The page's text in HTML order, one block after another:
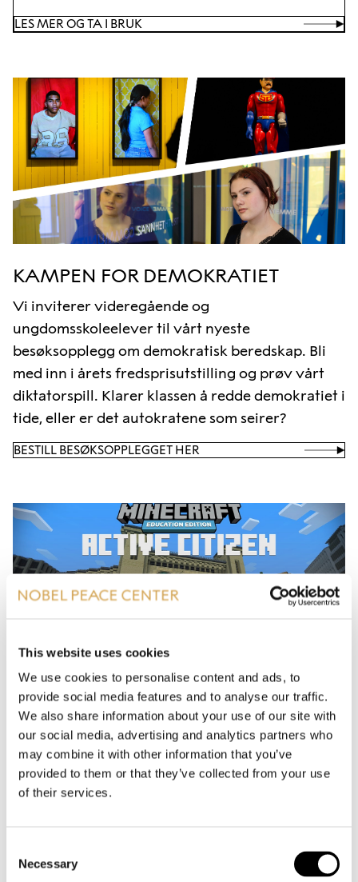
This website uses cookies
We use cookies to personalise content and ads, to
provide social media features and to analyse our traffic.
We also share information about your use of our site with
our social media, advertising and analytics partners who
may combine it with other information that you’ve
provided to them or that they’ve collected from your use
of their services.
Selection
Necessary
LES MER OG TA I BRUK
KAMPEN FOR DEMOKRATIET
Vi inviterer videregående og
ungdomsskoleelever til vårt nyeste
besøksopplegg om demokratisk beredskap. Bli
med inn i årets fredsprisutstilling og prøv vårt
diktatorspill. Klarer klassen å redde demokratiet i
tide, eller er det autokratene som seirer?
BESTILL BESØKSOPPLEGGET HER
MINECRAFT
Lær bort viktige temaer og ta i bruk Minecraft i
undervisningen! Vi har i samarbeid med
Microsoft Education utviklet unike
læringsressurser, samt i samarbeid med Kreasjon
TIL LÆRINGSRESSURSENE